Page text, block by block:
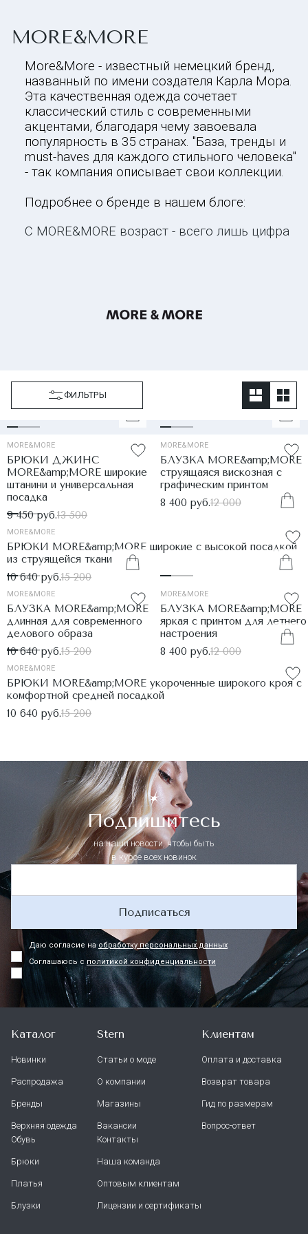
MORE&MORE
More&More - известный немецкий бренд,
названный по имени создателя Карла Мора.
Эта качественная одежда сочетает
классический стиль с современными
акцентами, благодаря чему завоевала
популярность в 35 странах. "База, тренды и
must-haves для каждого стильного человека"
- так компания описывает свои коллекции.
Подробнее о бренде в нашем блоге:
С MORE&MORE возраст - всего лишь цифра
ФИЛЬТРЫ
MORE&MORE
БРЮКИ ДЖИНС
MORE&amp;MORE широкие
штанини и универсальная
посадка
9 450 руб.13 500
MORE&MORE
БЛУЗКА MORE&amp;MORE
струящаяся вискозная с
графическим принтом
8 400 руб.12 000
MORE&MORE
БРЮКИ MORE&amp;MORE широкие с высокой посадкой
из струящейся ткани
10 640 руб.15 200
MORE&MORE
БЛУЗКА MORE&amp;MORE
длинная для современного
делового образа
10 640 руб.15 200
MORE&MORE
БЛУЗКА MORE&amp;MORE
яркая с принтом для летнего
настроения
8 400 руб.12 000
MORE&MORE
БРЮКИ MORE&amp;MORE укороченные широкого кроя с
комфортной средней посадкой
10 640 руб.15 200
Подпишитесь
на наши новости, чтобы быть
в курсе всех новинок
Подписаться
Даю согласие наобработку персональных данных
Соглашаюсь с политикой конфиденциальности
Каталог
Новинки
Распродажа
Бренды
Верхняя одежда
Обувь
Брюки
Платья
Блузки
Stern
Статьи о моде
О компании
Магазины
Вакансии
Контакты
Наша команда
Оптовым клиентам
Лицензии и сертификаты
Клиентам
Оплата и доставка
Возврат товара
Гид по размерам
Вопрос-ответ